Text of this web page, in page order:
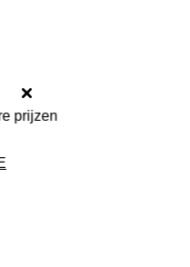
prijzen